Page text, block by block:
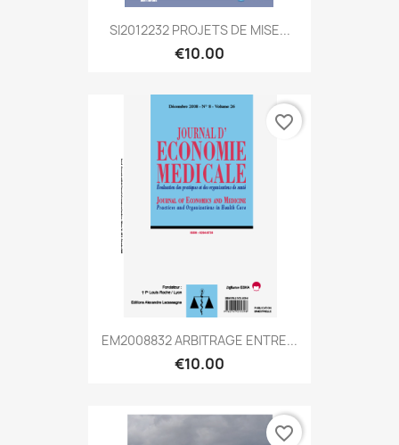
SI2012232 PROJETS DE MISE...
€10.00
EM2008832 ARBITRAGE ENTRE...
€10.00
favorite_border
favorite_border